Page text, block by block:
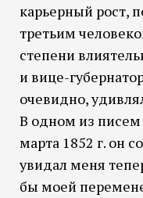
карьерный рост,
третьим
степени
и вице-
очевидно,
В одном из писем
марта 1852 г. он
увидал меня
бы моей